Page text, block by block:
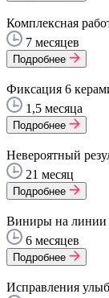
Комплексная
7 месяцев
Подробнее
Фиксация 6
1,5 месяца
Подробнее
Невероятный
21 месяц
Подробнее
Виниры на линии
6 месяцев
Подробнее
Исправления